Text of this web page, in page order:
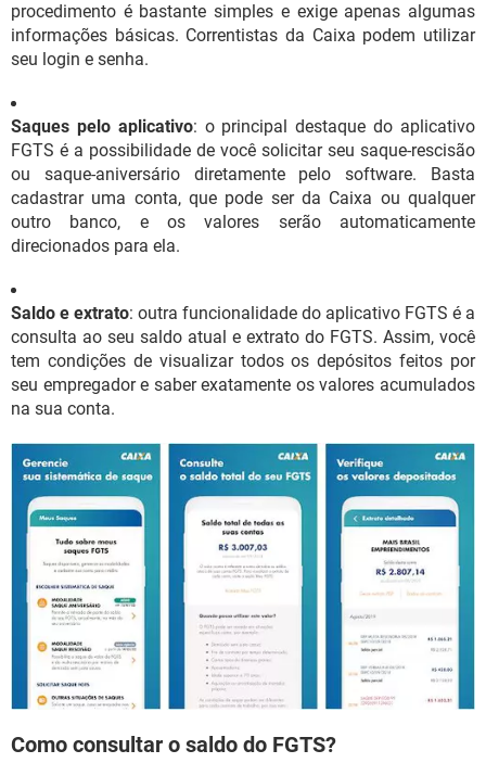
procedimento é bastante simples e exige apenas algumas
informações básicas. Correntistas da Caixa podem utilizar
seu login e senha.
Saques pelo aplicativo: o principal destaque do aplicativo
FGTS é a possibilidade de você solicitar seu saque-rescisão
ou saque-aniversário diretamente pelo software. Basta
cadastrar uma conta, que pode ser da Caixa ou qualquer
outro banco, e os valores serão automaticamente
direcionados para ela.
Saldo e extrato: outra funcionalidade do aplicativo FGTS é a
consulta ao seu saldo atual e extrato do FGTS. Assim, você
tem condições de visualizar todos os depósitos feitos por
seu empregador e saber exatamente os valores acumulados
na sua conta.
Como consultar o saldo do FGTS?